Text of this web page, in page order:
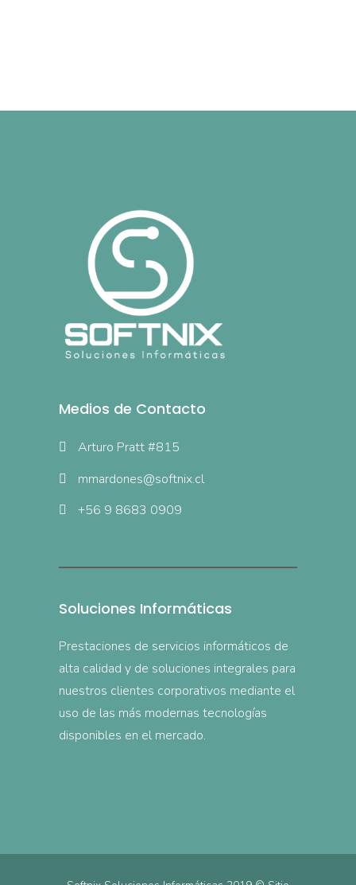
Medios de Contacto
Arturo Pratt #815
mmardones@softnix.cl
+56 9 8683 0909
Soluciones Informáticas
Prestaciones de servicios informáticos de
alta calidad y de soluciones integrales para
nuestros clientes corporativos mediante el
uso de las más modernas tecnologías
disponibles en el mercado.